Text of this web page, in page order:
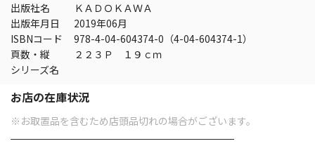
出版社名
ＫＡＤＯＫＡＷＡ
出版年月日
2019年06月
ISBNコード
978-4-04-604374-0（4-04-604374-1）
頁数・縦
２２３Ｐ １９ｃｍ
シリーズ名
お店の在庫状況
※お取置品を含むため店頭品切れの場合がございます。